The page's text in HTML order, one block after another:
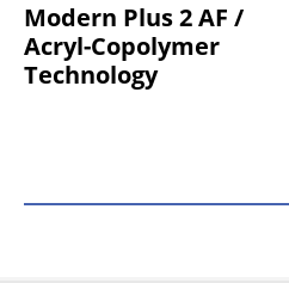
Modern Plus 2 AF /
Acryl-Copolymer
Technology